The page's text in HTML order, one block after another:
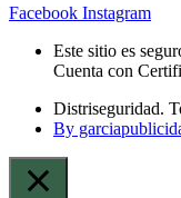
Facebook Instagram
Este sitio es
Cuenta con
Distriseguridad.
By